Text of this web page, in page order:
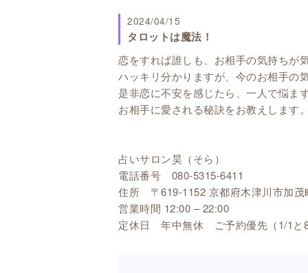
2024/04/15
タロットは魔法！
恋をすれば誰しも、お相手の気持ちが
ハッキリ分かりますが、今のお相手の
是非恋に不安を感じたら、一人で悩ま
お相手に愛される秘訣をお教えします。
占いサロン昊（そら）
電話番号 080-5315-6411
住所 〒619-1152 京都府木津川市加茂
営業時間 12:00 – 22:00
定休日 年中無休 ご予約優先（1/1と